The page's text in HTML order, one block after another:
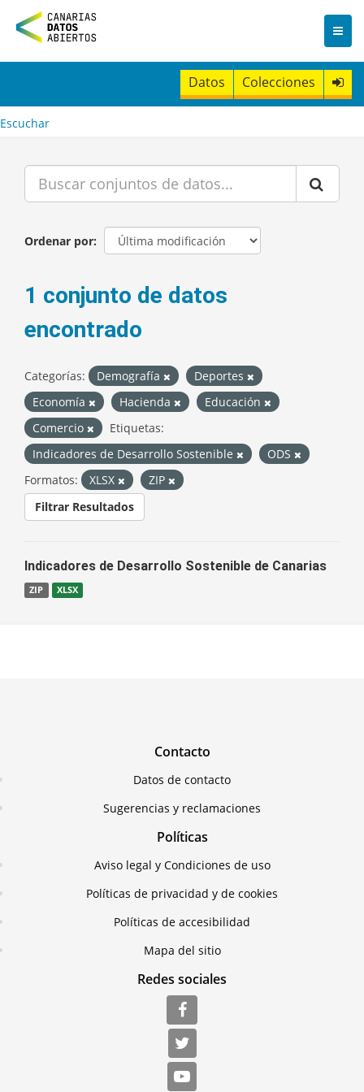
n
t
Datos Colecciones
Escuchar
Ordenar por
1 conjunto de datos
encontrado
Categorías: Demografía
Deportes
Economía
Hacienda
Educación
Comercio
Etiquetas:
Indicadores de Desarrollo Sostenible
ODS
Formatos:
XLSX
ZIP
Filtrar Resultados
Indicadores de Desarrollo Sostenible de Canarias
ZIP XLSX
Contacto
Datos de contacto
Sugerencias y reclamaciones
Políticas
Aviso legal y Condiciones de uso
Políticas de privacidad y de cookies
Políticas de accesibilidad
Mapa del sitio
Redes sociales